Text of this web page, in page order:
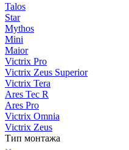
Talos
Star
Mythos
Mini
Maior
Victrix Pro
Victrix Zeus Superior
Victrix Tera
Ares Tec R
Ares Pro
Victrix Omnia
Victrix Zeus
Тип монтажа